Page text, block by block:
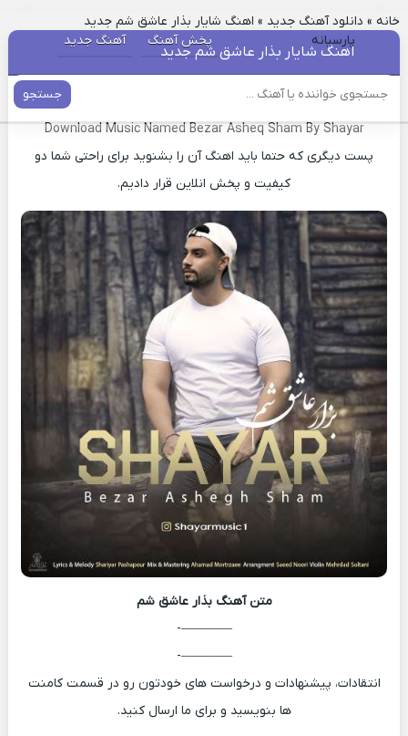
پارسیانه پخش آهنگ آهنگ جدید
جستجو
خانه» دانلود آهنگ جدید » اهنگ شایار بذار عاشق شم جدید
اهنگ شایار بذار عاشق شم جدید
دانلود آهنگ جدید بذار عاشق شم شایار
Download Music Named Bezar Asheq Sham By Shayar
پست دیگری که حتما باید اهنگ آن را بشنوید برای راحتی شما دو
کیفیت و پخش انلاین قرار دادیم.
متن آهنگ بذار عاشق شم
————-
————-
انتقادات، پیشنهادات و درخواست های خودتون رو در قسمت کامنت
ها بنویسید و برای ما ارسال کنید.